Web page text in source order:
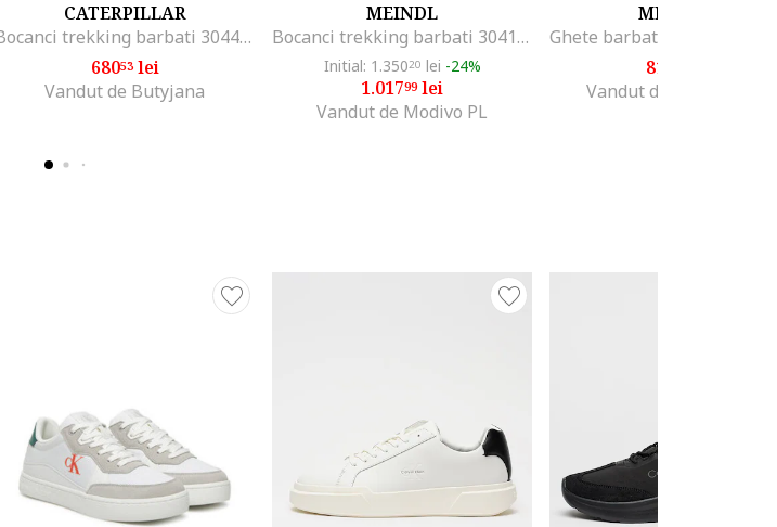
CATERPILLAR
Bocanci trekking barbati 304444586, Piele naturala, Maro, Maro
68053lei
Vandut de Butyjana
MEINDL
Bocanci trekking barbati 304144950, Sintetic, Multicolor, Multicolor
Initial: 1.35020 lei -24%
1.01799lei
Vandut de Modivo PL
MERRELL
818
Vandut de ADI SPORTS